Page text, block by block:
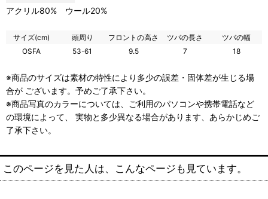
アクリル80% ウール20%
サイズ(cm) 頭周り フロントの高さ ツバの長さ
ツバの幅
OSFA
53-61 9.5 7 18
※商品のサイズは素材の特性により多少の誤差・固体差が生じる場
合が ございます。予めご了承下さい。
※商品写真のカラーについては、ご利用のパソコンや携帯電話など
の環境によって、 実物と多少異なる場合があります、あらかじめご
了承下さい。
このページを見た人は、こんなページも見ています。